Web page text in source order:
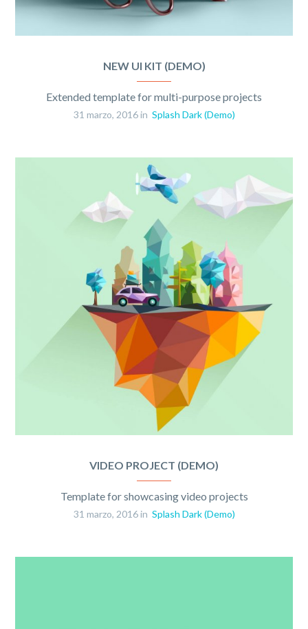
NEW UI KIT (DEMO)
Extended template for multi-purpose projects
31 marzo, 2016 in Splash Dark (Demo)
VIDEO PROJECT (DEMO)
Template for showcasing video projects
31 marzo, 2016 in Splash Dark (Demo)